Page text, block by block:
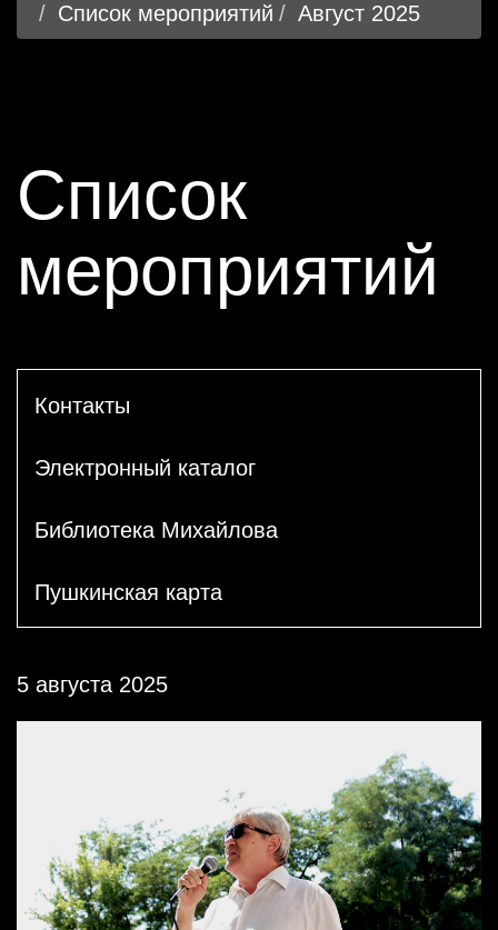
Список мероприятий
Август 2025
Список
мероприятий
Контакты
Электронный каталог
Библиотека Михайлова
Пушкинская карта
5 августа 2025